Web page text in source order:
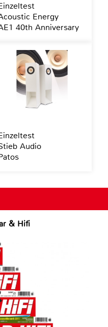
& Hifi
Energy
40th Anniversary
Audio